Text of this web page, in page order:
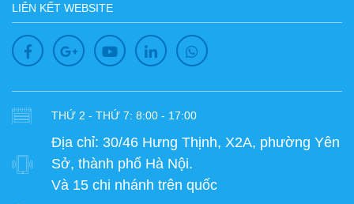
LIÊN KẾT WEBSITE
THỨ 2 - THỨ 7: 8:00 - 17:00
Địa chỉ: 30/46 Hưng Thịnh, X2A, phường Yên
Sở, thành phố Hà Nội.
Và 15 chi nhánh trên quốc